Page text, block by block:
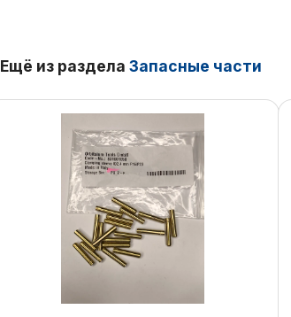
Ещё из раздела Запасные части